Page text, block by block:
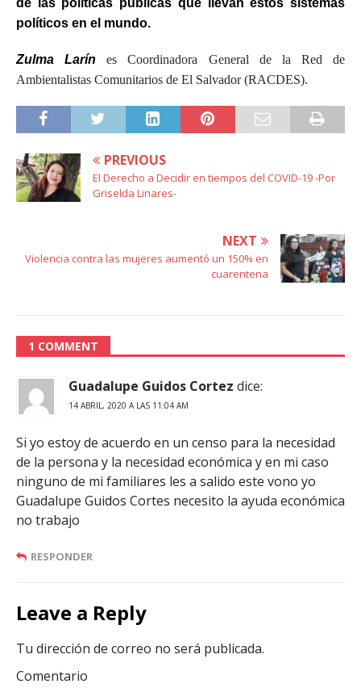
de las políticas públicas que llevan estos sistemas
políticos en el mundo.
Zulma Larín
es Coordinadora General de la Red de
Ambientalistas Comunitarios de El Salvador (RACDES).
PREVIOUS
El Derecho a Decidir en tiempos del COVID-19 -Por
Griselda Linares-
NEXT
Violencia contra las mujeres aumentó un 150% en
cuarentena
1 COMMENT
Guadalupe Guidos Cortez dice:
14 ABRIL, 2020 A LAS 11:04 AM
Si yo estoy de acuerdo en un censo para la necesidad
de la persona y la necesidad económica y en mi caso
ninguno de mi familiares les a salido este vono yo
Guadalupe Guidos Cortes necesito la ayuda económica
no trabajo
RESPONDER
Leave a Reply
Tu dirección de correo no será publicada.
Comentario